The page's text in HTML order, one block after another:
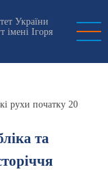
України
імені Ігоря
рухи початку 20
та